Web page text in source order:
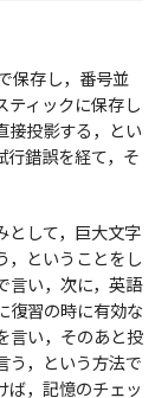
保存し，番号並
ティックに保存し
接投影する，とい
行錯誤を経て，そ
として，巨大文字
，ということをし
言い，次に，英語
復習の時に有効な
言い，そのあと投
う，という方法で
ば，記憶のチェッ